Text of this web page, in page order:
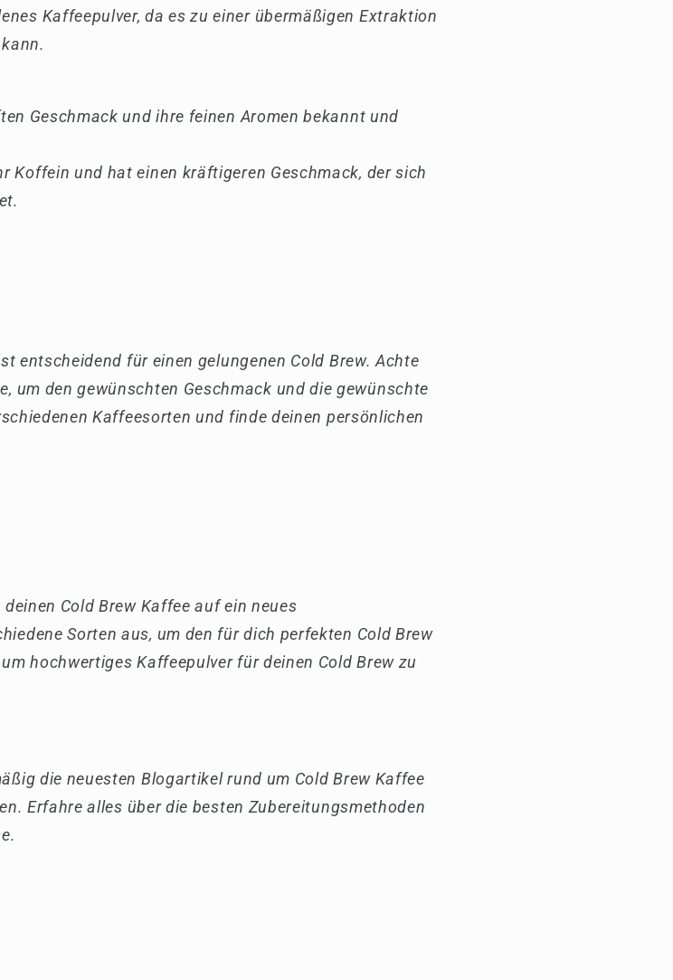
Kaffeepulver, da es zu einer übermäßigen Extraktion
Geschmack und ihre feinen Aromen bekannt und
Koffein und hat einen kräftigeren Geschmack, der sich
entscheidend für einen gelungenen Cold Brew. Achte
um den gewünschten Geschmack und die gewünschte
Kaffeesorten und finde deinen persönlichen
Cold Brew Kaffee auf ein neues
Sorten aus, um den für dich perfekten Cold Brew
hochwertiges Kaffeepulver für deinen Cold Brew zu
die neuesten Blogartikel rund um Cold Brew Kaffee
Erfahre alles über die besten Zubereitungsmethoden